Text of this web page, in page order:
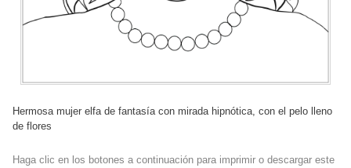
Hermosa mujer elfa de fantasía con mirada hipnótica, con el pelo lleno
de flores
Haga clic en los botones a continuación para imprimir o descargar este